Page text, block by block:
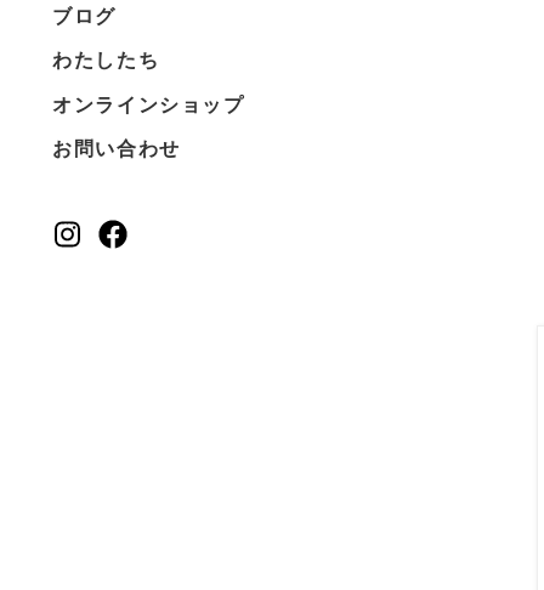
ブログ
わたしたち
オンラインショップ
お問い合わせ